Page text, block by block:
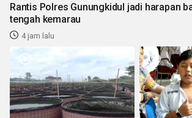
Rantis Polres Gunungkidul jadi harapan
tengah kemarau
4 jam lalu